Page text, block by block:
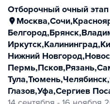
отборочный очный этап
Москва,Сочи,
Белгород,Брянск,
Иркутск,Калининград,
Нижний Новгород,
Пермь,Псков,Рязань,
Тула,Тюмень,Челябинск,
Глазов,Уфа,Сергиев